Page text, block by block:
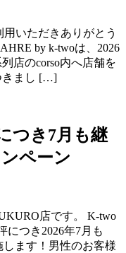
いただきありがとう
by k-twoは、2026
店のcorso内へ店舗を
きまし […]
つき7月も継
ペーン
店です。 K-two
につき2026年7月も
します！男性のお客様